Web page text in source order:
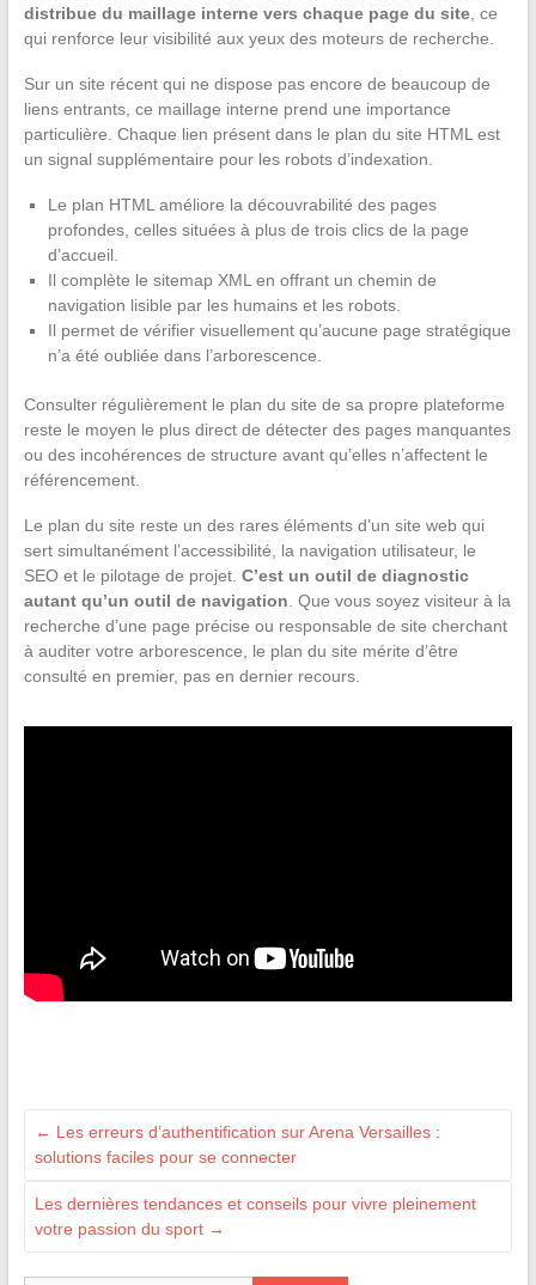
distribue du maillage interne vers chaque page du site, ce
qui renforce leur visibilité aux yeux des moteurs de recherche.
Sur un site récent qui ne dispose pas encore de beaucoup de
liens entrants, ce maillage interne prend une importance
particulière. Chaque lien présent dans le plan du site HTML est
un signal supplémentaire pour les robots d’indexation.
Le plan HTML améliore la découvrabilité des pages
profondes, celles situées à plus de trois clics de la page
d’accueil.
Il complète le sitemap XML en offrant un chemin de
navigation lisible par les humains et les robots.
Il permet de vérifier visuellement qu’aucune page stratégique
n’a été oubliée dans l’arborescence.
Consulter régulièrement le plan du site de sa propre plateforme
reste le moyen le plus direct de détecter des pages manquantes
ou des incohérences de structure avant qu’elles n’affectent le
référencement.
Le plan du site reste un des rares éléments d’un site web qui
sert simultanément l’accessibilité, la navigation utilisateur, le
SEO et le pilotage de projet. C’est un outil de diagnostic
autant qu’un outil de navigation . Que vous soyez visiteur à la
recherche d’une page précise ou responsable de site cherchant
à auditer votre arborescence, le plan du site mérite d’être
consulté en premier, pas en dernier recours.
← Les erreurs d’authentification sur Arena Versailles :
solutions faciles pour se connecter
Les dernières tendances et conseils pour vivre pleinement
votre passion du sport →